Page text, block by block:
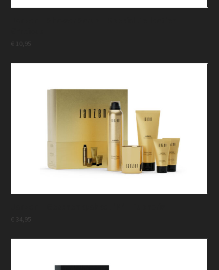
€ 10,95
€ 34,95